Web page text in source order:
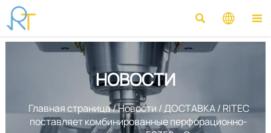
  
НОВОСТИ
Главная страница/Новости /ДОСТАВКА/ RITEC
поставляет комбинированные перфорационно-